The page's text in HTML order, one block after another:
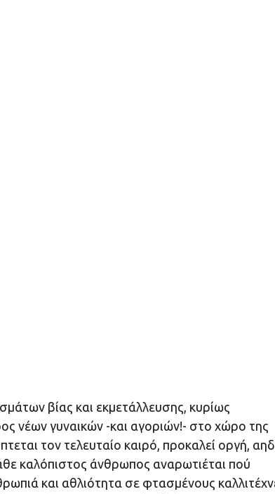
βίας και εκμετάλλευσης, κυρίως
νέων γυναικών -και αγοριών!- στο χώρο της
τον τελευταίο καιρό, προκαλεί οργή,
καλόπιστος άνθρωπος αναρωτιέται πού
και αθλιότητα σε φτασμένους